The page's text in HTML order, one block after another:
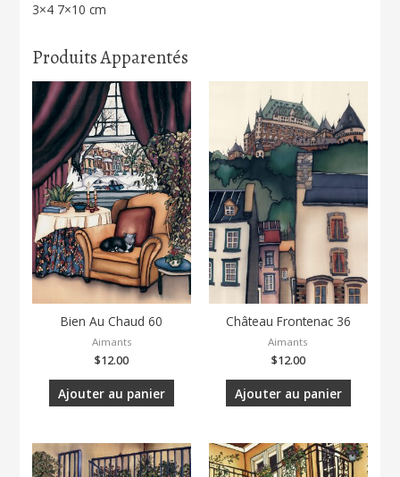
3×4 7×10 cm
Produits Apparentés
Bien Au Chaud 60
Aimants
$12.00
Ajouter au panier
Château Frontenac 36
Aimants
$12.00
Ajouter au panier